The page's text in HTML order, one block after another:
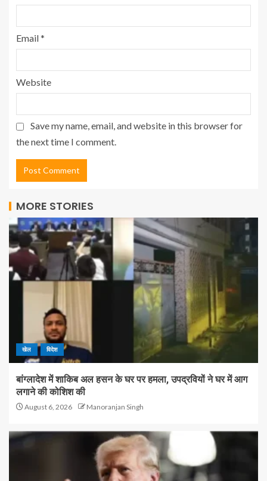
Email*
Website
Save my name, email, and website in this browser for
the next time I comment.
MORE STORIES
खेल विदेश
बांग्लादेश में शाकिब अल हसन के घर पर हमला, उपद्रवियों ने घर में आग
लगाने की कोशिश की
August 6, 2026 Manoranjan Singh